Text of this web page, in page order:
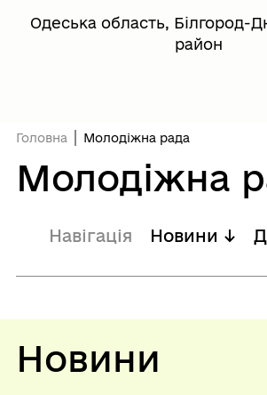
Одеська область, Білгород-
район
Головна Молодіжна рада
Молодіжна
Навігація Новини ↓
Новини